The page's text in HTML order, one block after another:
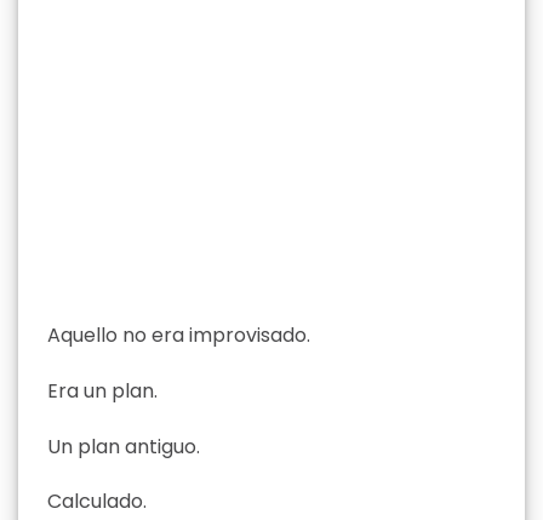
Aquello no era improvisado.
Era un plan.
Un plan antiguo.
Calculado.